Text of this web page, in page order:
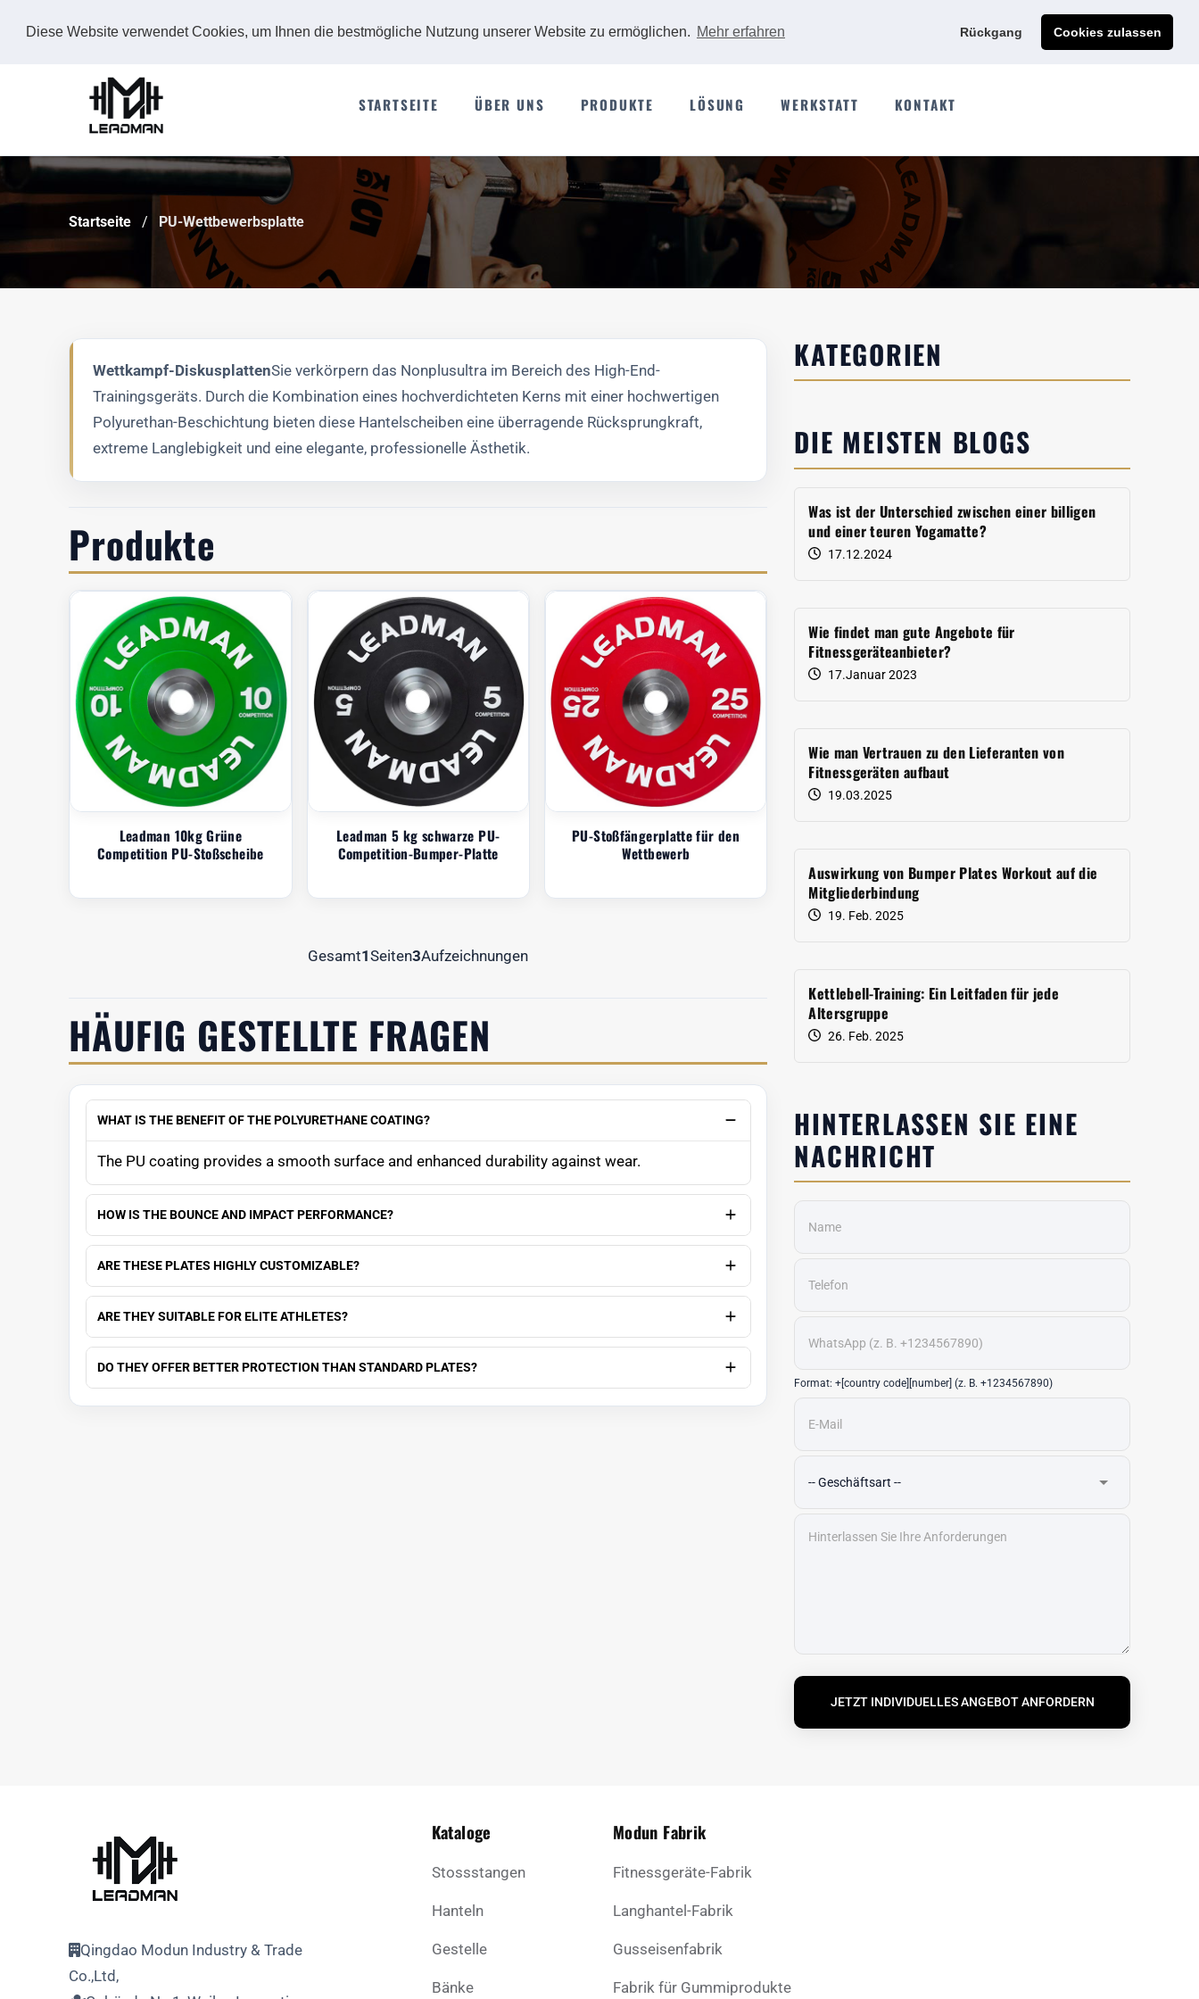
Diese Website verwendet Cookies, um Ihnen die bestmögliche Nutzung unserer Website zu ermöglichen. Mehr erfahren Rückgang Cookies zulassen
Jetzt individuelles Angebot anfordern
STARTSEITE ÜBER UNS PRODUKTE LÖSUNG WERKSTATT KONTAKT
Startseite PU-Wettbewerbsplatte
Wettkampf-DiskusplattenSie verkörpern das Nonplusultra im Bereich des High-End-
Trainingsgeräts. Durch die Kombination eines hochverdichteten Kerns mit einer hochwertigen
Polyurethan-Beschichtung bieten diese Hantelscheiben eine überragende Rücksprungkraft,
extreme Langlebigkeit und eine elegante, professionelle Ästhetik.
Produkte
Leadman 10kg Grüne
Competition PU-Stoßscheibe
Leadman 5 kg schwarze PU-
Competition-Bumper-Platte
PU-Stoßfängerplatte für den
Wettbewerb
Gesamt1Seiten3Aufzeichnungen
HÄUFIG GESTELLTE FRAGEN
WHAT IS THE BENEFIT OF THE POLYURETHANE COATING?
The PU coating provides a smooth surface and enhanced durability against wear.
HOW IS THE BOUNCE AND IMPACT PERFORMANCE?
ARE THESE PLATES HIGHLY CUSTOMIZABLE?
ARE THEY SUITABLE FOR ELITE ATHLETES?
DO THEY OFFER BETTER PROTECTION THAN STANDARD PLATES?
KATEGORIEN
DIE MEISTEN BLOGS
Was ist der Unterschied zwischen einer billigen
und einer teuren Yogamatte?
17.12.2024
Wie findet man gute Angebote für
Fitnessgeräteanbieter?
17.Januar 2023
Wie man Vertrauen zu den Lieferanten von
Fitnessgeräten aufbaut
19.03.2025
Auswirkung von Bumper Plates Workout auf die
Mitgliederbindung
19. Feb. 2025
Kettlebell-Training: Ein Leitfaden für jede
Altersgruppe
26. Feb. 2025
HINTERLASSEN SIE EINE
NACHRICHT
Format: +[country code][number] (z. B. +1234567890)
JETZT INDIVIDUELLES ANGEBOT ANFORDERN
Qingdao Modun Industry & Trade
Co.,Ltd,
Kataloge
Stossstangen
Hanteln
Gestelle
Bänke
Modun Fabrik
Fitnessgeräte-Fabrik
Langhantel-Fabrik
Gusseisenfabrik
Fabrik für Gummiprodukte